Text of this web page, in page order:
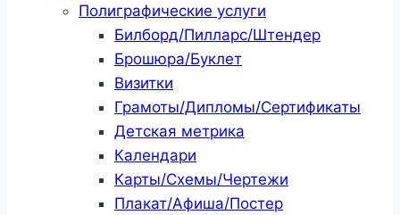
Полиграфические услуги
Билборд/Пилларс/Штендер
Брошюра/Буклет
Визитки
Грамоты/Дипломы/Сертификаты
Детская метрика
Календари
Карты/Схемы/Чертежи
Плакат/Афиша/Постер